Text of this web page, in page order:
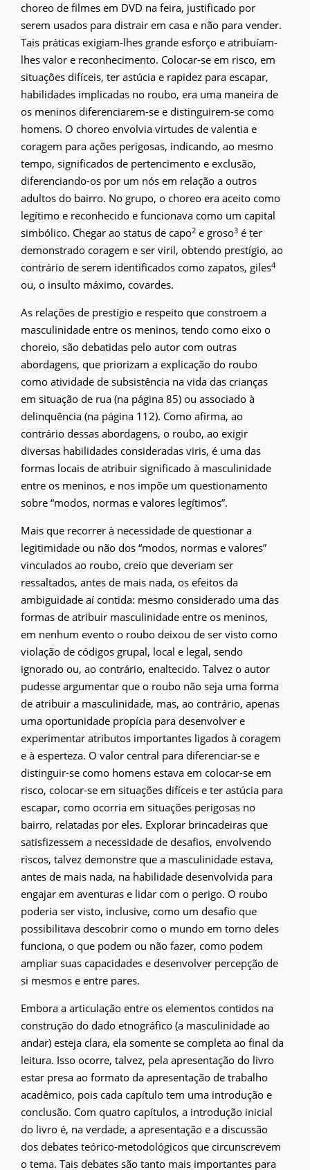
choreo de filmes em DVD na feira, justificado por
serem usados para distrair em casa e não para vender.
Tais práticas exigiam-lhes grande esforço e atribuíam-
lhes valor e reconhecimento. Colocar-se em risco, em
situações difíceis, ter astúcia e rapidez para escapar,
habilidades implicadas no roubo, era uma maneira de
os meninos diferenciarem-se e distinguirem-se como
homens. O choreo envolvia virtudes de valentia e
coragem para ações perigosas, indicando, ao mesmo
tempo, significados de pertencimento e exclusão,
diferenciando-os por um nós em relação a outros
adultos do bairro. No grupo, o choreo era aceito como
legítimo e reconhecido e funcionava como um capital
simbólico. Chegar ao status de capo2 e groso3 é ter
demonstrado coragem e ser viril, obtendo prestígio, ao
contrário de serem identificados como zapatos, giles4
ou, o insulto máximo, covardes.
As relações de prestígio e respeito que constroem a
masculinidade entre os meninos, tendo como eixo o
choreio, são debatidas pelo autor com outras
abordagens, que priorizam a explicação do roubo
como atividade de subsistência na vida das crianças
em situação de rua (na página 85) ou associado à
delinquência (na página 112). Como afirma, ao
contrário dessas abordagens, o roubo, ao exigir
diversas habilidades consideradas viris, é uma das
formas locais de atribuir significado à masculinidade
entre os meninos, e nos impõe um questionamento
sobre “modos, normas e valores legítimos”.
Mais que recorrer à necessidade de questionar a
legitimidade ou não dos “modos, normas e valores”
vinculados ao roubo, creio que deveriam ser
ressaltados, antes de mais nada, os efeitos da
ambiguidade aí contida: mesmo considerado uma das
formas de atribuir masculinidade entre os meninos,
em nenhum evento o roubo deixou de ser visto como
violação de códigos grupal, local e legal, sendo
ignorado ou, ao contrário, enaltecido. Talvez o autor
pudesse argumentar que o roubo não seja uma forma
de atribuir a masculinidade, mas, ao contrário, apenas
uma oportunidade propícia para desenvolver e
experimentar atributos importantes ligados à coragem
e à esperteza. O valor central para diferenciar-se e
distinguir-se como homens estava em colocar-se em
risco, colocar-se em situações difíceis e ter astúcia para
escapar, como ocorria em situações perigosas no
bairro, relatadas por eles. Explorar brincadeiras que
satisfizessem a necessidade de desafios, envolvendo
riscos, talvez demonstre que a masculinidade estava,
antes de mais nada, na habilidade desenvolvida para
engajar em aventuras e lidar com o perigo. O roubo
poderia ser visto, inclusive, como um desafio que
possibilitava descobrir como o mundo em torno deles
funciona, o que podem ou não fazer, como podem
ampliar suas capacidades e desenvolver percepção de
si mesmos e entre pares.
Embora a articulação entre os elementos contidos na
construção do dado etnográfico (a masculinidade ao
andar) esteja clara, ela somente se completa ao final da
leitura. Isso ocorre, talvez, pela apresentação do livro
estar presa ao formato da apresentação de trabalho
acadêmico, pois cada capítulo tem uma introdução e
conclusão. Com quatro capítulos, a introdução inicial
do livro é, na verdade, a apresentação e a discussão
dos debates teórico-metodológicos que circunscrevem
o tema. Tais debates são tanto mais importantes para